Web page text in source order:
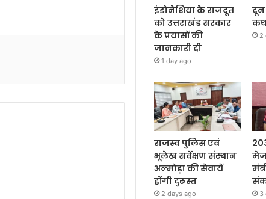
इंडोनेशिया के राजदूत
को उत्तराखंड सरकार
के प्रयासों की
जानकारी दी
1 day ago
दून
2
राजस्व पुलिस एवं
भूलेख सर्वेक्षण संस्थान
अल्मोड़ा की सेवायें
होंगी दुरूस्त
2 days ago 3